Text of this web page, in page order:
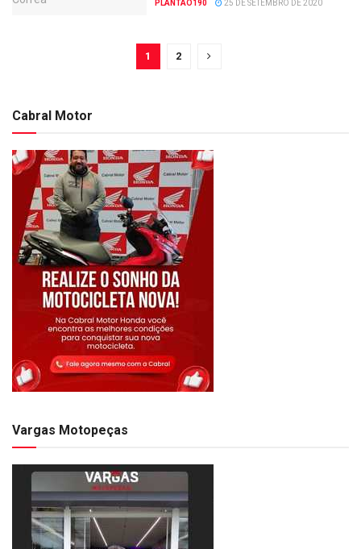
PLANTAO190 25 DE SETEMBRO DE 2020
1 2
Cabral Motor
Vargas Motopeças